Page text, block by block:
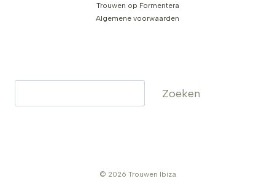
Trouwen op Formentera
Algemene voorwaarden
Zoeken
© 2026 Trouwen Ibiza